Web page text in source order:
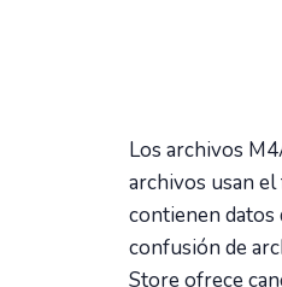
Los archivos
archivos usan
contienen datos
confusión de
Store ofrece